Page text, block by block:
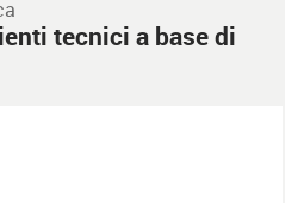
tecnici a base di